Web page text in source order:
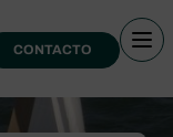
CONTACTO